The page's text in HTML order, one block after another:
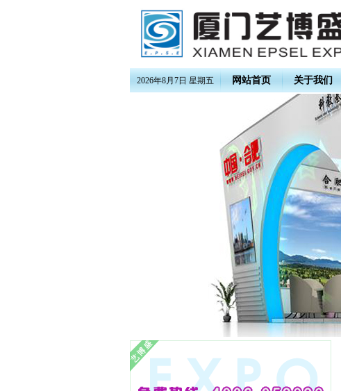
2026年8月7日 星期五 网站首页 关于我们